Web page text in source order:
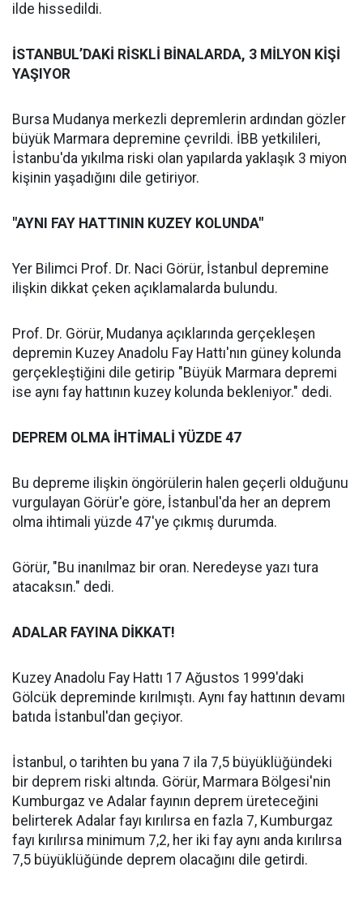
ilde hissedildi.
İSTANBUL’DAKİ RİSKLİ BİNALARDA, 3 MİLYON KİŞİ
YAŞIYOR
Bursa Mudanya merkezli depremlerin ardından gözler
büyük Marmara depremine çevrildi. İBB yetkilileri,
İstanbu'da yıkılma riski olan yapılarda yaklaşık 3 miyon
kişinin yaşadığını dile getiriyor.
"AYNI FAY HATTININ KUZEY KOLUNDA"
Yer Bilimci Prof. Dr. Naci Görür, İstanbul depremine
ilişkin dikkat çeken açıklamalarda bulundu.
Prof. Dr. Görür, Mudanya açıklarında gerçekleşen
depremin Kuzey Anadolu Fay Hattı'nın güney kolunda
gerçekleştiğini dile getirip "Büyük Marmara depremi
ise aynı fay hattının kuzey kolunda bekleniyor." dedi.
DEPREM OLMA İHTİMALİ YÜZDE 47
Bu depreme ilişkin öngörülerin halen geçerli olduğunu
vurgulayan Görür'e göre, İstanbul'da her an deprem
olma ihtimali yüzde 47'ye çıkmış durumda.
Görür, "Bu inanılmaz bir oran. Neredeyse yazı tura
atacaksın." dedi.
ADALAR FAYINA DİKKAT!
Kuzey Anadolu Fay Hattı 17 Ağustos 1999'daki
Gölcük depreminde kırılmıştı. Aynı fay hattının devamı
batıda İstanbul'dan geçiyor.
İstanbul, o tarihten bu yana 7 ila 7,5 büyüklüğündeki
bir deprem riski altında. Görür, Marmara Bölgesi'nin
Kumburgaz ve Adalar fayının deprem üreteceğini
belirterek Adalar fayı kırılırsa en fazla 7, Kumburgaz
fayı kırılırsa minimum 7,2, her iki fay aynı anda kırılırsa
7,5 büyüklüğünde deprem olacağını dile getirdi.